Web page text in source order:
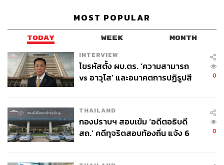
MOST POPULAR
TODAY WEEK MONTH
INTERVIEW
ไขรหัสตั้ง ผบ.ตร. ‘ความสามารถ
vs อาวุโส’ และอนาคตการปฏิรูปสี
0
THAILAND
กองปราบฯ สอบเข้ม ‘อดีตอธิบดี
สถ.’ คดีทุจริตสอบท้องถิ่น แจ้ง 6
0